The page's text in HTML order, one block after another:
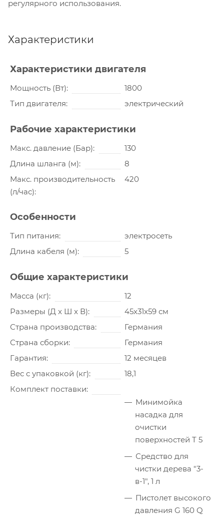
регулярного использования.
Характеристики
Характеристики двигателя
Мощность (Вт)
1800
Тип двигателя
электрический
Рабочие характеристики
Макс. давление (Бар)
130
Длина шланга (м)
8
Макс. производительность
(л/час)
420
Особенности
Тип питания
электросеть
Длина кабеля (м)
5
Общие характеристики
Масса (кг)
12
Размеры (Д x Ш x В)
45x31x59 см
Страна производства
Германия
Страна сборки
Германия
Гарантия
12 месяцев
Вес с упаковкой (кг)
18,1
Комплект поставки
Минимойка
насадка для
очистки
поверхностей T 5
Средство для
чистки дерева "3-
в-1", 1 л
Пистолет высокого
давления G 160 Q